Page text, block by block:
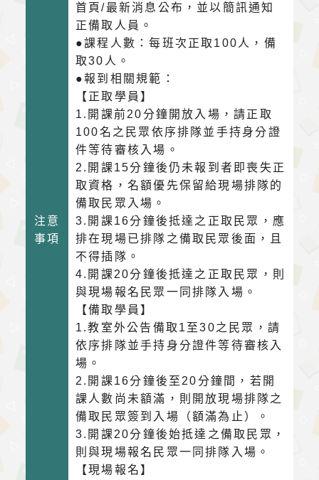
注意
事項
首頁/最新消息公布，並以簡訊通知
正備取人員。
●課程人數：每班次正取100人，備
取30人。
●報到相關規範：
【正取學員】
1.開課前20分鐘開放入場，請正取
100名之民眾依序排隊並手持身分證
件等待審核入場。
2.開課15分鐘後仍未報到者即喪失正
取資格，名額優先保留給現場排隊的
備取民眾入場。
3.開課16分鐘後抵達之正取民眾，應
排在現場已排隊之備取民眾後面，且
不得插隊。
4.開課20分鐘後抵達之正取民眾，則
與現場報名民眾一同排隊入場。
【備取學員】
1.教室外公告備取1至30之民眾，請
依序排隊並手持身分證件等待審核入
場。
2.開課16分鐘後至20分鐘間，若開
課人數尚未額滿，則開放現場排隊之
備取民眾簽到入場（額滿為止）。
3.開課20分鐘後始抵達之備取民眾，
則與現場報名民眾一同排隊入場。
【現場報名】